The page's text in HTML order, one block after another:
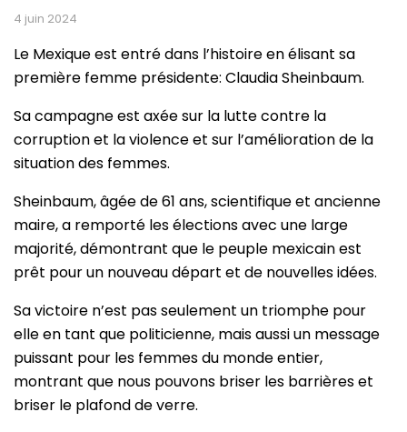
4 juin 2024
Le Mexique est entré dans l’histoire en élisant sa
première femme présidente: Claudia Sheinbaum.
Sa campagne est axée sur la lutte contre la
corruption et la violence et sur l’amélioration de la
situation des femmes.
Sheinbaum, âgée de 61 ans, scientifique et ancienne
maire, a remporté les élections avec une large
majorité, démontrant que le peuple mexicain est
prêt pour un nouveau départ et de nouvelles idées.
Sa victoire n’est pas seulement un triomphe pour
elle en tant que politicienne, mais aussi un message
puissant pour les femmes du monde entier,
montrant que nous pouvons briser les barrières et
briser le plafond de verre.